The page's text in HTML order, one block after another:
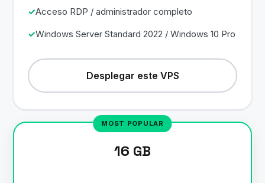
Acceso RDP / administrador completo
Windows Server Standard 2022 / Windows 10 Pro
Desplegar este VPS
16 GB